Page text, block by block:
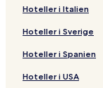
Hoteller i Italien
Hoteller i Sverige
Hoteller i Spanien
Hoteller i USA